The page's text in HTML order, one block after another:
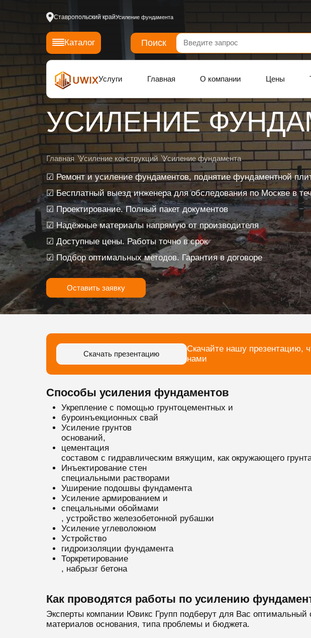
Ставропольский крайУсиление фундамента
Каталог Поиск
Услуги Главная О компании Цены
УСИЛЕНИЕ
Главная Усиление конструкций Усиление фундамента
☑ Ремонт и усиление фундаментов, поднятие фундаментной
☑ Бесплатный выезд инженера для обследования по Москве в
☑ Проектирование. Полный пакет документов
☑ Надёжные материалы напрямую от производителя
☑ Доступные цены. Работы точно в срок
☑ Подбор оптимальных методов. Гарантия в договоре
Оставить заявку
Скачать презентацию
Скачайте нашу презентацию,
нами
Способы усиления фундаментов
Укрепление с помощью грунтоцементных и
буроинъекционных свай
Усиление грунтов
оснований,
цементация
составом с гидравлическим вяжущим, как окружающего
Инъектирование стен
специальными растворами
Уширение подошвы фундамента
Усиление армированием и
спецальными обоймами
, устройство железобетонной рубашки
Усиление углеволокном
Устройство
гидроизоляции фундамента
Торкретирование
, набрызг бетона
Как проводятся работы по усилению
Эксперты компании Ювикс Групп подберут для Вас
материалов основания, типа проблемы и бюджета.